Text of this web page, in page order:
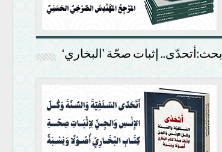
بحث:أتحدّى.. إثبات صحّة ’البخاري‘